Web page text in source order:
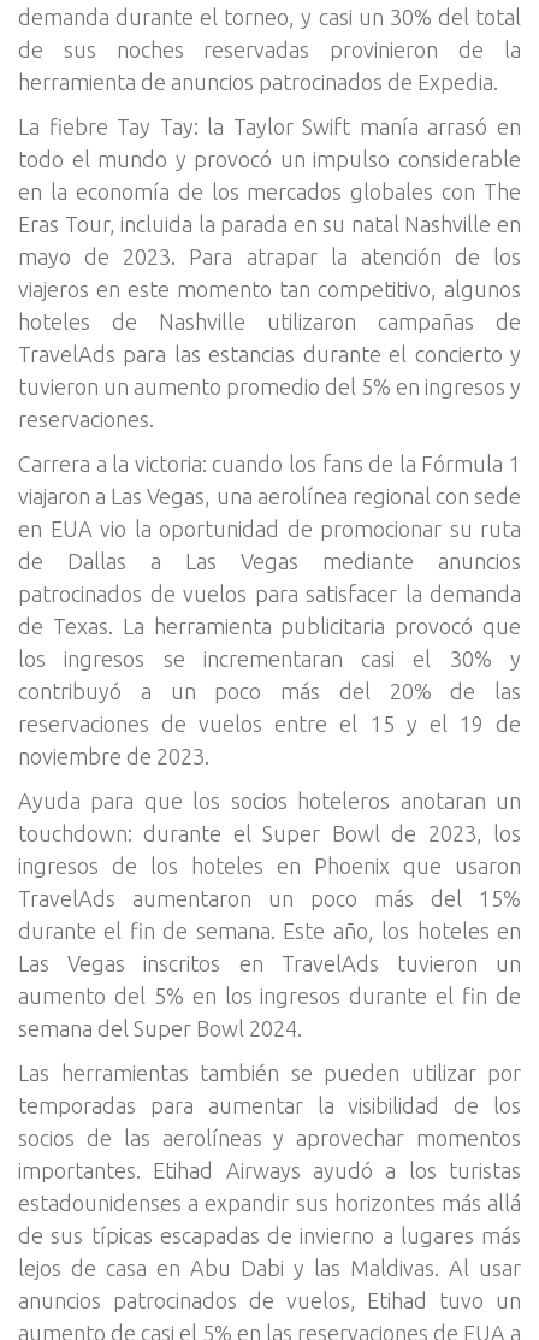
demanda durante el torneo, y casi un 30% del total
de sus noches reservadas provinieron de la
herramienta de anuncios patrocinados de Expedia.
La fiebre Tay Tay: la Taylor Swift manía arrasó en
todo el mundo y provocó un impulso considerable
en la economía de los mercados globales con The
Eras Tour, incluida la parada en su natal Nashville en
mayo de 2023. Para atrapar la atención de los
viajeros en este momento tan competitivo, algunos
hoteles de Nashville utilizaron campañas de
TravelAds para las estancias durante el concierto y
tuvieron un aumento promedio del 5% en ingresos y
reservaciones.
Carrera a la victoria: cuando los fans de la Fórmula 1
viajaron a Las Vegas, una aerolínea regional con sede
en EUA vio la oportunidad de promocionar su ruta
de Dallas a Las Vegas mediante anuncios
patrocinados de vuelos para satisfacer la demanda
de Texas. La herramienta publicitaria provocó que
los ingresos se incrementaran casi el 30% y
contribuyó a un poco más del 20% de las
reservaciones de vuelos entre el 15 y el 19 de
noviembre de 2023.
Ayuda para que los socios hoteleros anotaran un
touchdown: durante el Super Bowl de 2023, los
ingresos de los hoteles en Phoenix que usaron
TravelAds aumentaron un poco más del 15%
durante el fin de semana. Este año, los hoteles en
Las Vegas inscritos en TravelAds tuvieron un
aumento del 5% en los ingresos durante el fin de
semana del Super Bowl 2024.
Las herramientas también se pueden utilizar por
temporadas para aumentar la visibilidad de los
socios de las aerolíneas y aprovechar momentos
importantes. Etihad Airways ayudó a los turistas
estadounidenses a expandir sus horizontes más allá
de sus típicas escapadas de invierno a lugares más
lejos de casa en Abu Dabi y las Maldivas. Al usar
anuncios patrocinados de vuelos, Etihad tuvo un
aumento de casi el 5% en las reservaciones de EUA a